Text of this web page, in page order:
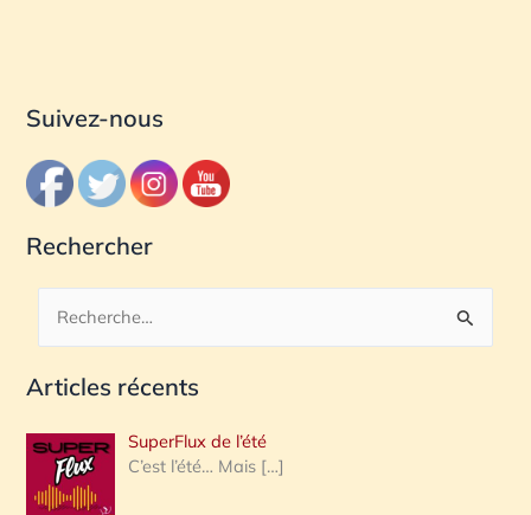
Suivez-nous
Rechercher
c
e
r
Articles récents
SuperFlux de l’été
C’est l’été… Mais […]